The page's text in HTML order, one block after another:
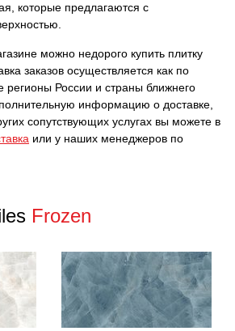
которые предлагаются с
можно недорого купить плитку
заказов осуществляется как по
регионы России и страны ближнего
информацию о доставке,
сопутствующих услугах вы можете в
или у наших менеджеров по
Frozen